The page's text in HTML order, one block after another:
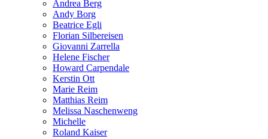
Andrea Berg
Andy Borg
Beatrice Egli
Florian Silbereisen
Giovanni Zarrella
Helene Fischer
Howard Carpendale
Kerstin Ott
Marie Reim
Matthias Reim
Melissa Naschenweng
Michelle
Roland Kaiser